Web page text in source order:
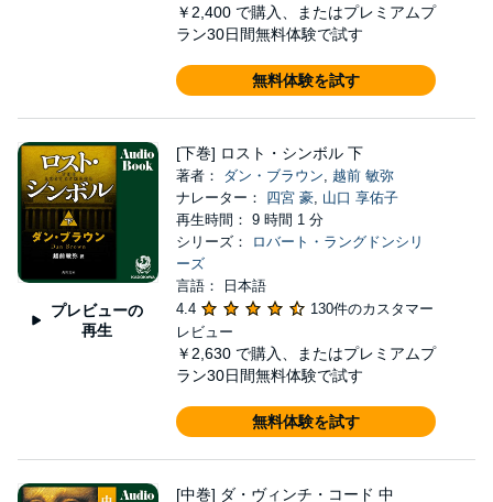
￥2,400 で購入、またはプレミアムプ
ラン30日間無料体験で試す
無料体験を試す
プレビューの
再生
[下巻] ロスト・シンボル 下
著者： ダン・ブラウン, 越前 敏弥
ナレーター： 四宮 豪, 山口 享佑子
再生時間： 9 時間 1 分
シリーズ：
ロバート・ラングドンシリ
ーズ
言語： 日本語
4.4
130件のカスタマー
レビュー
￥2,630 で購入、またはプレミアムプ
ラン30日間無料体験で試す
無料体験を試す
[中巻] ダ・ヴィンチ・コード 中